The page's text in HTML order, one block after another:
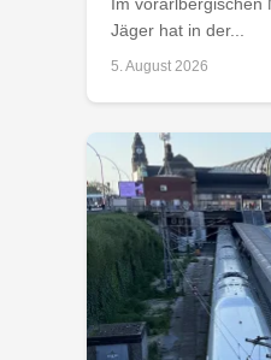
Im vorarlbergischen
Jäger hat in der...
5. August 2026